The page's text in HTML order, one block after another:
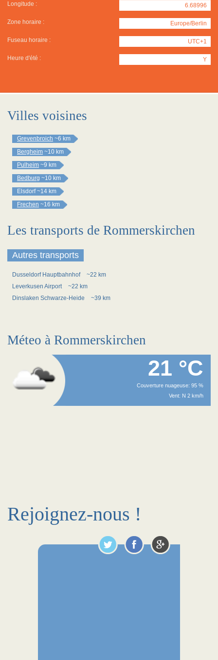
Longitude : 6.68996
Zone horaire : Europe/Berlin
Fuseau horaire : UTC+1
Heure d'été : Y
Villes voisines
Grevenbroich ~6 km
Bergheim ~10 km
Pulheim ~9 km
Bedburg ~10 km
Elsdorf ~14 km
Frechen ~16 km
Les transports de Rommerskirchen
Autres transports
Dusseldorf Hauptbahnhof
~22 km
Leverkusen Airport
~22 km
Dinslaken Schwarze-Heide
~39 km
Méteo à Rommerskirchen
21 °C
Couverture nuageuse: 95 %
Vent: N 2 km/h
Rejoignez-nous !